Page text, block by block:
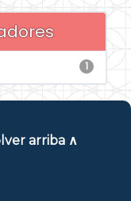
1
arriba ∧